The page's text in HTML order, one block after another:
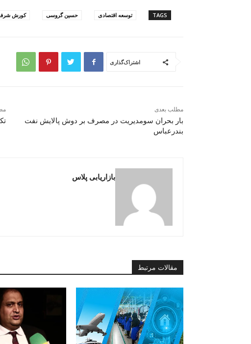
TAGS توسعه اقتصادی حسین گروسی کورش
اشتراک‌گذاری
مطلب بعدی
بار بحران سومدیریت در مصرف بر دوش پالایش نفت
بندرعباس
بازاریابی پلاس
مقالات مرتبط